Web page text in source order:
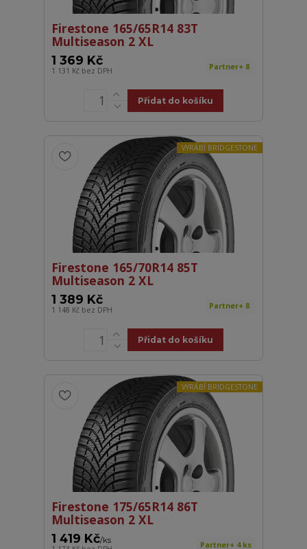
Firestone 165/65R14 83T
Multiseason 2 XL
1 369 Kč
1 131 Kč bez DPH Partner+ 8
Přidat do košíku
VYRÁBÍ BRIDGESTONE
Firestone 165/70R14 85T
Multiseason 2 XL
1 389 Kč
1 148 Kč bez DPH Partner+ 8
Přidat do košíku
VYRÁBÍ BRIDGESTONE
Firestone 175/65R14 86T
Multiseason 2 XL
1 419 Kč/ks
Partner+ 4 ks